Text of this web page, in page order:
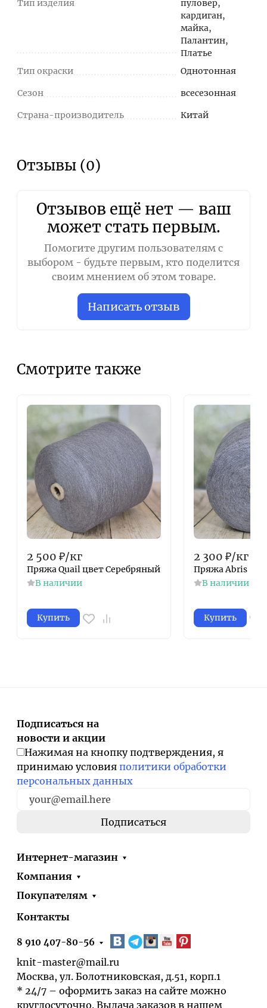
Тип изделия
пуловер,
кардиган,
майка,
Палантин,
Платье
Тип окраски
Однотонная
Сезон всесезонная
Страна-производитель Китай
Отзывы (0)
Отзывов ещё нет — ваш
может стать первым.
Помогите другим пользователям с
выбором - будьте первым, кто поделится
своим мнением об этом товаре.
Написать отзыв
Смотрите также
2 500 ₽/кг
Пряжа Quail цвет Серебряный
В наличии
Купить
2 300 ₽/кг
Пряжа Abris
В наличии
Купить
Подписаться на
новости и акции
Нажимая на кнопку подтверждения, я
принимаю условия политики обработки
персональных данных
Интернет-магазин
Компания
Покупателям
Контакты
8 910 407-80-56
knit-master@mail.ru
Москва, ул. Болотниковская, д.51, корп.1
* 24/7 – оформить заказ на сайте можно
круглосуточно. Выдача заказов в нашем